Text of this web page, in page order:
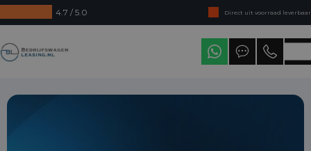
4.7 / 5.0
Direct uit voorraad leverbaar
Levering in heel Nederland